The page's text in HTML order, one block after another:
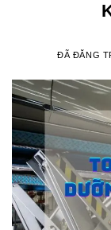
ĐÃ ĐĂNG